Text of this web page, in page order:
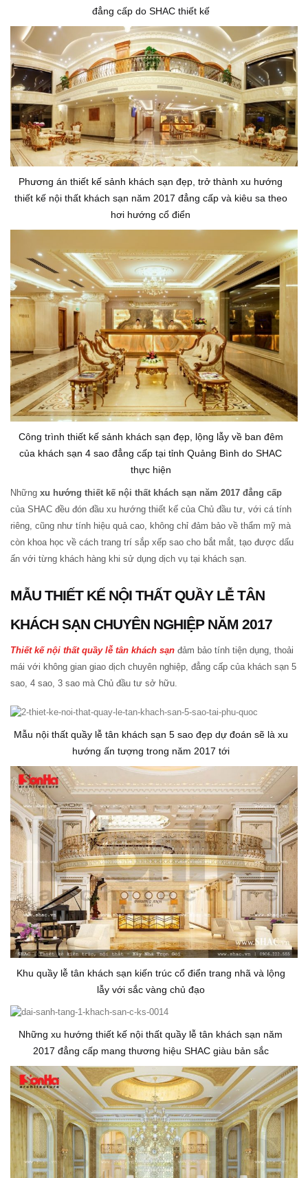
đẳng cấp do SHAC thiết kế
Phương án thiết kế sảnh khách sạn đẹp, trở thành xu hướng
thiết kế nội thất khách sạn năm 2017 đẳng cấp và kiêu sa theo
hơi hướng cổ điển
Công trình thiết kế sảnh khách sạn đẹp, lộng lẫy về ban đêm
của khách sạn 4 sao đẳng cấp tại tỉnh Quảng Bình do SHAC
thực hiện
Những xu hướng thiết kế nội thất khách sạn năm 2017 đẳng cấp
của SHAC đều đón đầu xu hướng thiết kế của Chủ đầu tư, với cá tính
riêng, cũng như tính hiệu quả cao, không chỉ đảm bảo về thẩm mỹ mà
còn khoa học về cách trang trí sắp xếp sao cho bắt mắt, tạo được dấu
ấn với từng khách hàng khi sử dụng dịch vụ tại khách sạn.
MẪU THIẾT KẾ NỘI THẤT QUẦY LỄ TÂN
KHÁCH SẠN CHUYÊN NGHIỆP NĂM 2017
Thiết kế nội thất quầy lễ tân khách sạn đảm bảo tính tiện dụng, thoải
mái với không gian giao dịch chuyên nghiệp, đẳng cấp của khách sạn 5
sao, 4 sao, 3 sao mà Chủ đầu tư sở hữu.
Mẫu nội thất quầy lễ tân khách sạn 5 sao đẹp dự đoán sẽ là xu
hướng ấn tượng trong năm 2017 tới
Khu quầy lễ tân khách sạn kiến trúc cổ điển trang nhã và lộng
lẫy với sắc vàng chủ đạo
Những xu hướng thiết kế nội thất quầy lễ tân khách sạn năm
2017 đẳng cấp mang thương hiệu SHAC giàu bản sắc